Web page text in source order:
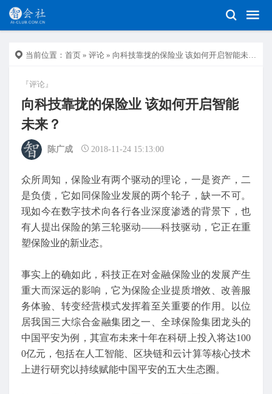
当前位置： 首页 » 评论 » 向科技靠拢的保险业 该如何开启智能未来？
『评论』
向科技靠拢的保险业 该如何开启智能
未来？
陈广成 2018-11-24 15:13:00
众所周知，保险业有两个驱动的理论，一是资产，二
是负债，它如同保险业发展的两个轮子，缺一不可。
现如今在数字技术向各行各业深度渗透的背景下，也
有人提出保险的第三轮驱动——科技驱动，它正在重
塑保险业的新业态。
事实上的确如此，科技正在对金融保险业的发展产生
重大而深远的影响，它为保险企业提质增效、改善服
务体验、转变经营模式发挥着至关重要的作用。以位
居我国三大综合金融集团之一、全球保险集团龙头的
中国平安为例，其宣布未来十年在科研上投入将达100
0亿元，包括在人工智能、区块链和云计算等核心技术
上进行研究以持续赋能中国平安的五大生态圈。